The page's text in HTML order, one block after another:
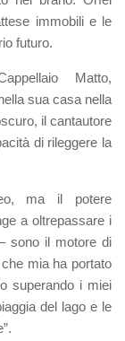
immobili e le
futuro.
Matto,
sua casa nella
il cantautore
di rileggere la
ma il potere
a oltrepassare i
sono il motore di
mia ha portato
superando i miei
del lago e le